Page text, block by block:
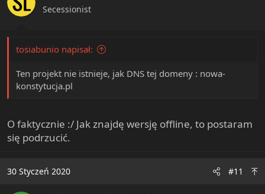
Secessionist
tosiabunio napisał:
Ten projekt nie istnieje, jak DNS tej domeny : nowa-
konstytucja.pl
O faktycznie :/ Jak znajdę wersję offline, to postaram
się podrzucić.
30 Styczeń 2020 #11